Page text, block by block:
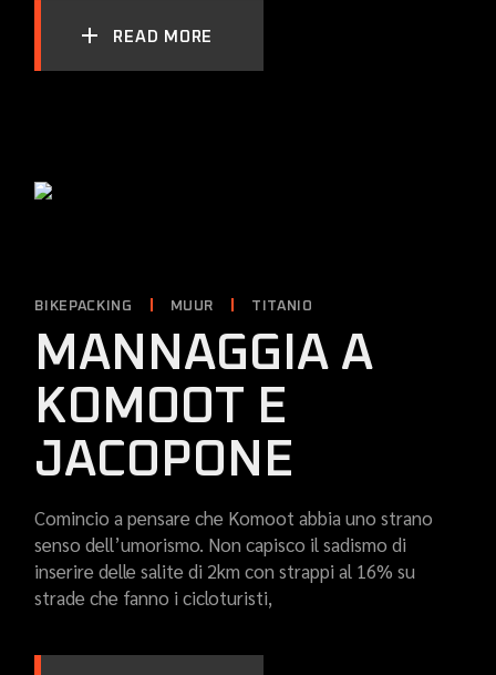
READ MORE
BIKEPACKING MUUR TITANIO
MANNAGGIA A
KOMOOT E
JACOPONE
Comincio a pensare che Komoot abbia uno strano
senso dell’umorismo. Non capisco il sadismo di
inserire delle salite di 2km con strappi al 16% su
strade che fanno i cicloturisti,